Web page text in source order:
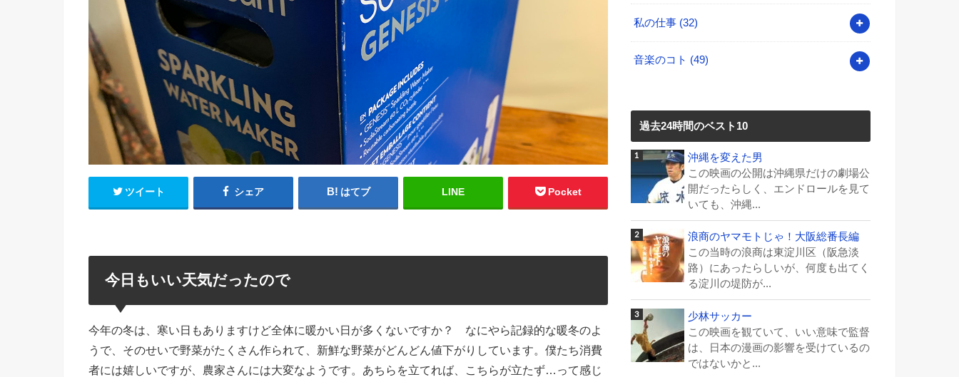
ツイート シェア はてブ LINE Pocket
今日もいい天気だったので
今年の冬は、寒い日もありますけど全体に暖かい日が多くないですか？ なにやら記録的な暖冬のよ
うで、そのせいで野菜がたくさん作られて、新鮮な野菜がどんどん値下がりしています。僕たち消費
者には嬉しいですが、農家さんには大変なようです。あちらを立てれば、こちらが立たず…って感じ
私の仕事 (32)
音楽のコト (49)
過去24時間のベスト10
沖縄を変えた男
この映画の公開は沖縄県だけの劇場公
開だったらしく、エンドロールを見て
いても、沖縄...
浪商のヤマモトじゃ！大阪総番長編
この当時の浪商は東淀川区（阪急淡
路）にあったらしいが、何度も出てく
る淀川の堤防が...
少林サッカー
この映画を観ていて、いい意味で監督
は、日本の漫画の影響を受けているの
ではないかと...